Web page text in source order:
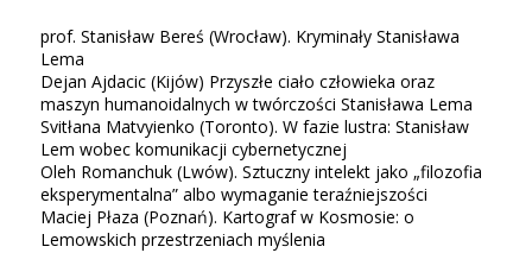
prof. Stanisław Bereś (Wrocław). Kryminały Stanisława
Lema
Dejan Ajdacic (Kijów) Przyszłe ciało człowieka oraz
maszyn humanoidalnych w twórczości Stanisława Lema
Svitłana Matvyienko (Toronto). W fazie lustra: Stanisław
Lem wobec komunikacji cybernetycznej
Oleh Romanchuk (Lwów). Sztuczny intelekt jako „filozofia
eksperymentalna” albo wymaganie teraźniejszości
Maciej Płaza (Poznań). Kartograf w Kosmosie: o
Lemowskich przestrzeniach myślenia